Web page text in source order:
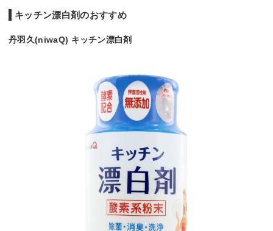
キッチン漂白剤のおすすめ
丹羽久(niwaQ) キッチン漂白剤